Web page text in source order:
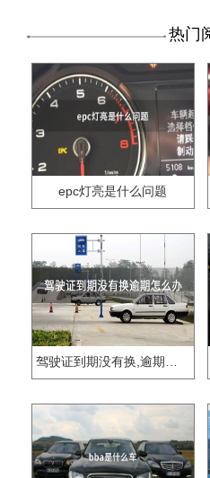
热门
epc灯亮是什么问题
驾驶证到期没有换,逾期怎么办??